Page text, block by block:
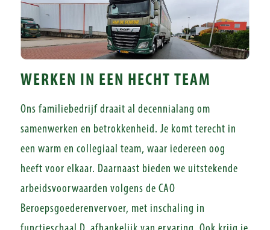
WERKEN IN EEN HECHT TEAM
Ons familiebedrijf draait al decennialang om
samenwerken en betrokkenheid. Je komt terecht in
een warm en collegiaal team, waar iedereen oog
heeft voor elkaar. Daarnaast bieden we uitstekende
arbeidsvoorwaarden volgens de CAO
Beroepsgoederenvervoer, met inschaling in